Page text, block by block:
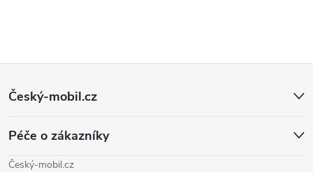
Z
p
Český-mobil.cz
Péče o zákazníky
Český-mobil.cz